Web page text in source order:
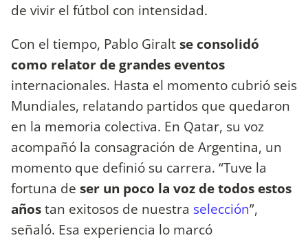
de vivir el fútbol con intensidad.
Con el tiempo, Pablo Giraltse consolidó
como relator de grandes eventos
internacionales. Hasta el momento cubrió seis
Mundiales, relatando partidos que quedaron
en la memoria colectiva. En Qatar, su voz
acompañó la consagración de Argentina, un
momento que definió su carrera. “Tuve la
fortuna de ser un poco la voz de todos estos
añostan exitosos de nuestra selección”,
señaló. Esa experiencia lo marcó